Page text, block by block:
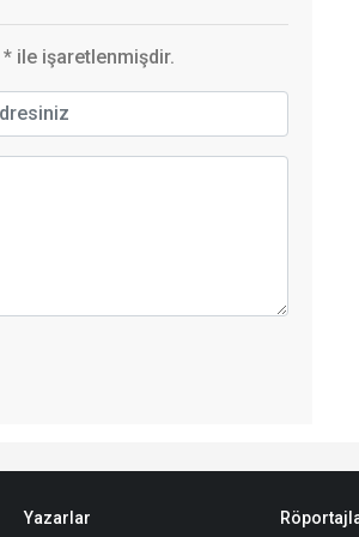
* ile işaretlenmişdir.
Yazarlar